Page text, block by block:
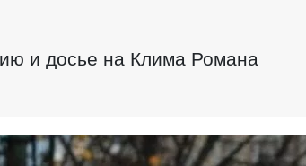
и досье на Клима Романа